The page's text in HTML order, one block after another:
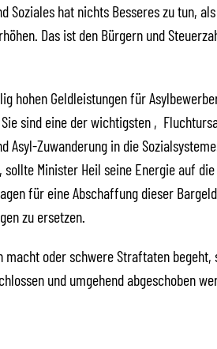
Soziales hat nichts Besseres zu tun,
Das ist den Bürgern und
hohen Geldleistungen für
sind eine der wichtigsten
Asyl-Zuwanderung in die
Minister Heil seine Energie auf die
für eine Abschaffung dieser
zu ersetzen.
macht oder schwere Straftaten begeht,
und umgehend abgeschoben